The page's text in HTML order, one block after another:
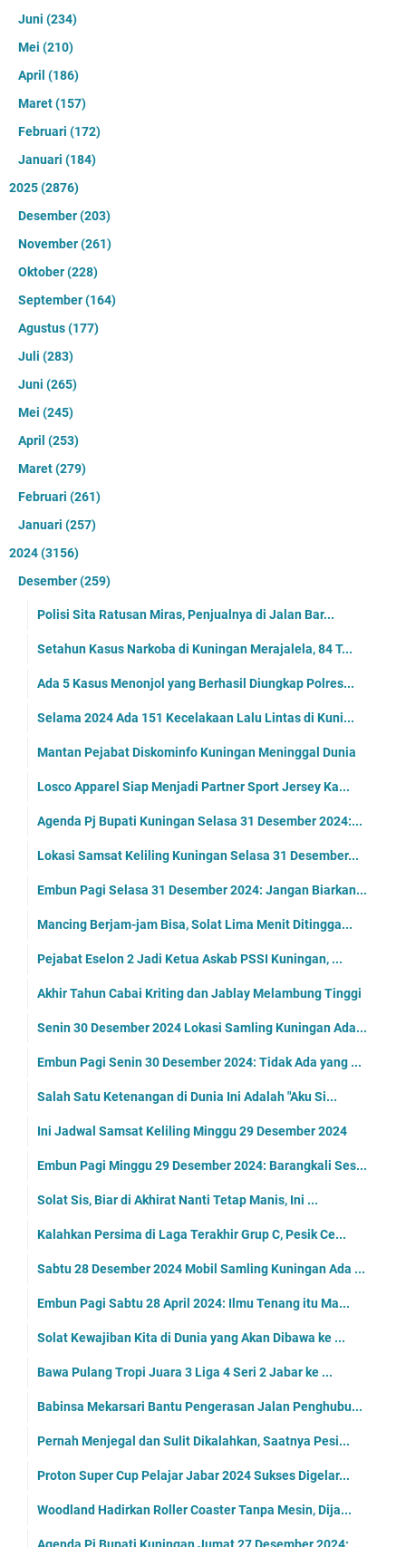
Juni (234)
Mei (210)
April (186)
Maret(157)
Februari (172)
Januari (184)
2025(2876)
Desember(203)
November(261)
Oktober(228)
September(164)
Agustus(177)
Juli (283)
Juni (265)
Mei (245)
April (253)
Maret(279)
Februari (261)
Januari (257)
2024(3156)
Desember(259)
Polisi Sita Ratusan Miras, Penjualnya di Jalan Bar...
Setahun Kasus Narkoba di Kuningan Merajalela, 84 T...
Ada 5 Kasus Menonjol yang Berhasil Diungkap Polres...
Selama 2024 Ada 151 Kecelakaan Lalu Lintas di Kuni...
Mantan Pejabat Diskominfo Kuningan Meninggal Dunia
Losco Apparel Siap Menjadi Partner Sport Jersey Ka...
Agenda Pj Bupati Kuningan Selasa 31 Desember 2024:...
Lokasi Samsat Keliling Kuningan Selasa 31 Desember...
Embun Pagi Selasa 31 Desember 2024: Jangan Biarkan...
Mancing Berjam-jam Bisa, Solat Lima Menit Ditingga...
Pejabat Eselon 2 Jadi Ketua Askab PSSI Kuningan, ...
Akhir Tahun Cabai Kriting dan Jablay Melambung Tinggi
Senin 30 Desember 2024 Lokasi Samling Kuningan Ada...
Embun Pagi Senin 30 Desember 2024: Tidak Ada yang ...
Salah Satu Ketenangan di Dunia Ini Adalah "Aku Si...
Ini Jadwal Samsat Keliling Minggu 29 Desember 2024
Embun Pagi Minggu 29 Desember 2024: Barangkali Ses...
Solat Sis, Biar di Akhirat Nanti Tetap Manis, Ini ...
Kalahkan Persima di Laga Terakhir Grup C, Pesik Ce...
Sabtu 28 Desember 2024 Mobil Samling Kuningan Ada ...
Embun Pagi Sabtu 28 April 2024: Ilmu Tenang itu Ma...
Solat Kewajiban Kita di Dunia yang Akan Dibawa ke ...
Bawa Pulang Tropi Juara 3 Liga 4 Seri 2 Jabar ke ...
Babinsa Mekarsari Bantu Pengerasan Jalan Penghubu...
Pernah Menjegal dan Sulit Dikalahkan, Saatnya Pesi...
Proton Super Cup Pelajar Jabar 2024 Sukses Digelar...
Woodland Hadirkan Roller Coaster Tanpa Mesin, Dija...